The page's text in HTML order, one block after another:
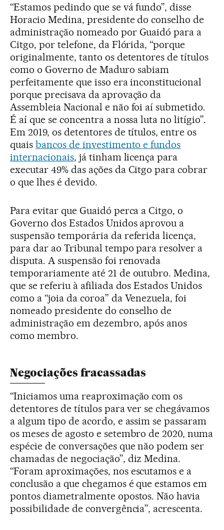
“Estamos pedindo que se vá fundo”, disse
Horacio Medina, presidente do conselho de
administração nomeado por Guaidó para a
Citgo, por telefone, da Flórida, “porque
originalmente, tanto os detentores de títulos
como o Governo de Maduro sabiam
perfeitamente que isso era inconstitucional
porque precisava da aprovação da
Assembleia Nacional e não foi aí submetido.
É aí que se concentra a nossa luta no litígio”.
Em 2019, os detentores de títulos, entre os
quais bancos de investimento e fundos
internacionais, já tinham licença para
executar 49% das ações da Citgo para cobrar
o que lhes é devido.
Para evitar que Guaidó perca a Citgo, o
Governo dos Estados Unidos aprovou a
suspensão temporária da referida licença,
para dar ao Tribunal tempo para resolver a
disputa. A suspensão foi renovada
temporariamente até 21 de outubro. Medina,
que se referiu à afiliada dos Estados Unidos
como a “joia da coroa” da Venezuela, foi
nomeado presidente do conselho de
administração em dezembro, após anos
como membro.
Negociações fracassadas
“Iniciamos uma reaproximação com os
detentores de títulos para ver se chegávamos
a algum tipo de acordo, e assim se passaram
os meses de agosto e setembro de 2020, numa
espécie de conversações que não podem ser
chamadas de negociação”, diz Medina.
“Foram aproximações, nos escutamos e a
conclusão a que chegamos é que estamos em
pontos diametralmente opostos. Não havia
possibilidade de convergência”, acrescenta.